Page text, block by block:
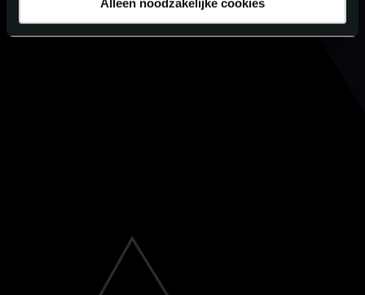
Alleen noodzakelijke cookies